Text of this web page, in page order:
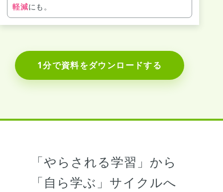
軽減にも。
1分で資料をダウンロードする
「やらされる学習」から
「自ら学ぶ」サイクルへ